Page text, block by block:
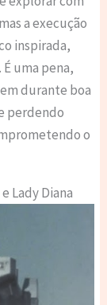
a execução
inspirada,
uma pena,
durante boa
perdendo
o
Lady Diana